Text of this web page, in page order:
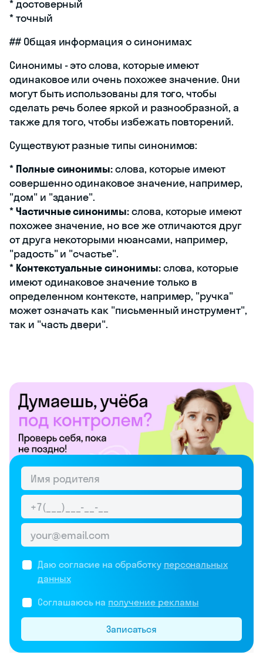
* достоверный
* точный
## Общая информация о синонимах:
Синонимы - это слова, которые имеют
одинаковое или очень похожее значение. Они
могут быть использованы для того, чтобы
сделать речь более яркой и разнообразной, а
также для того, чтобы избежать повторений.
Существуют разные типы синонимов:
* Полные синонимы:слова, которые имеют
совершенно одинаковое значение, например,
"дом" и "здание".
*Частичные синонимы:слова, которые имеют
похожее значение, но все же отличаются друг
от друга некоторыми нюансами, например,
"радость" и "счастье".
* Контекстуальные синонимы:слова, которые
имеют одинаковое значение только в
определенном контексте, например, "ручка"
может означать как "письменный инструмент",
так и "часть двери".
Даю согласие на обработку персональных
данных
Соглашаюсь на получение рекламы
Записаться